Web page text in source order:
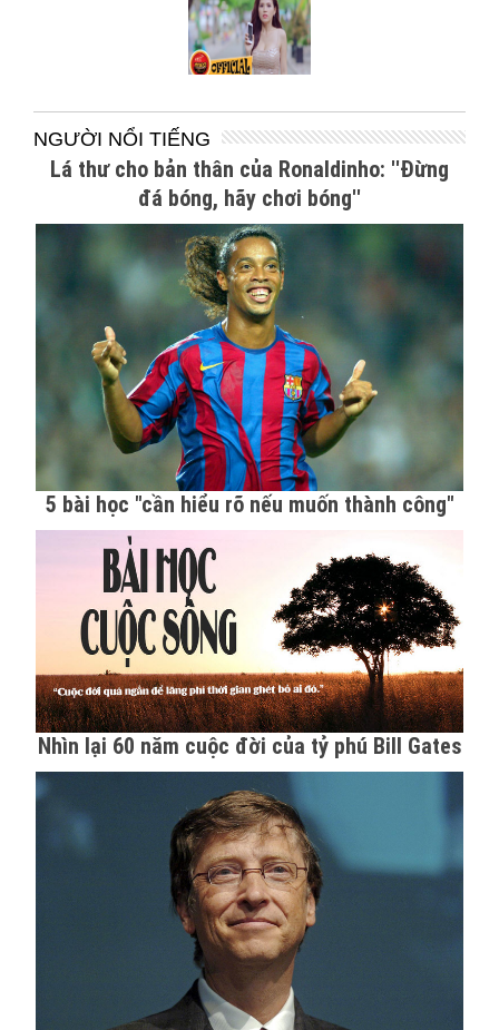
NGƯỜI NỔI TIẾNG
Lá thư cho bản thân của Ronaldinho: ''Đừng
đá bóng, hãy chơi bóng''
5 bài học "cần hiểu rõ nếu muốn thành công"
Nhìn lại 60 năm cuộc đời của tỷ phú Bill Gates